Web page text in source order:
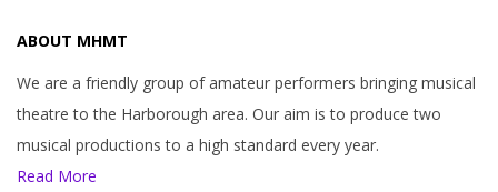
ABOUT MHMT
We are a friendly group of amateur performers bringing musical
theatre to the Harborough area. Our aim is to produce two
musical productions to a high standard every year.
Read More